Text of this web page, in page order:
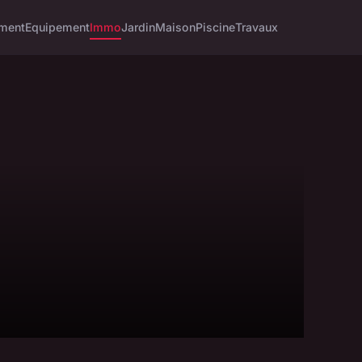
EquipementImmoJardinMaisonPiscineTravaux